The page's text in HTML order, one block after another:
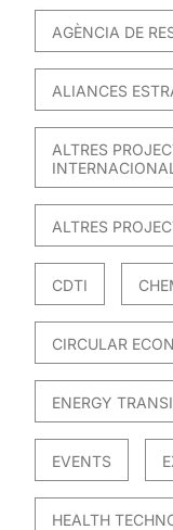
AGÈNCIA DE
ALIANCES
ALTRES
ALTRES
CDTI
CIRCULAR
ENERGY
EVENTS
HEALTH